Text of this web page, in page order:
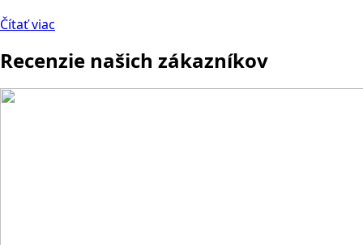
Čítať viac
Recenzie našich zákazníkov